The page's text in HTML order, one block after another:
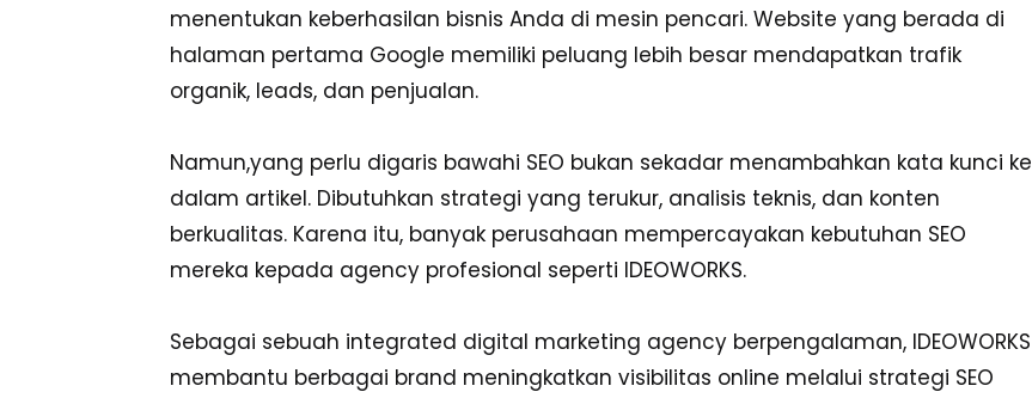
menentukan keberhasilan bisnis Anda di mesin pencari. Website yang berada di
halaman pertama Google memiliki peluang lebih besar mendapatkan trafik
organik, leads, dan penjualan.
Namun,yang perlu digaris bawahi SEO bukan sekadar menambahkan kata kunci ke
dalam artikel. Dibutuhkan strategi yang terukur, analisis teknis, dan konten
berkualitas. Karena itu, banyak perusahaan mempercayakan kebutuhan SEO
mereka kepada agency profesional seperti IDEOWORKS.
Sebagai sebuah integrated digital marketing agency berpengalaman, IDEOWORKS
membantu berbagai brand meningkatkan visibilitas online melalui strategi SEO